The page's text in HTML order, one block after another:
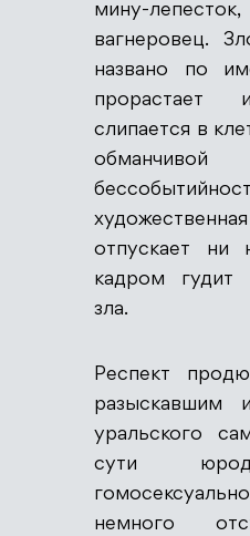
мину-
вагнеровец.
названо по
прорастает
слипается в
обманчивой
отпускает ни
кадром гудит
зла.
Респект
разыскавшим
уральского
сути
немного